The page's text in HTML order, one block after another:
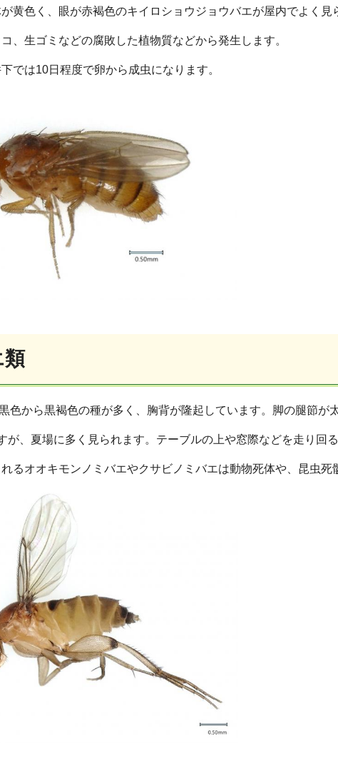
黄色く、眼が赤褐色のキイロショウジョウバエが屋内でよく見
、生ゴミなどの腐敗した植物質などから発生します。
では10日程度で卵から成虫になります。
類
色から黒褐色の種が多く、胸背が隆起しています。脚の腿節が
が、夏場に多く見られます。テーブルの上や窓際などを走り回る
るオオキモンノミバエやクサビノミバエは動物死体や、昆虫死